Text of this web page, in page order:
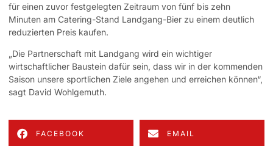
für einen zuvor festgelegten Zeitraum von fünf bis zehn
Minuten am Catering-Stand Landgang-Bier zu einem deutlich
reduzierten Preis kaufen.
„Die Partnerschaft mit Landgang wird ein wichtiger
wirtschaftlicher Baustein dafür sein, dass wir in der kommenden
Saison unsere sportlichen Ziele angehen und erreichen können“,
sagt David Wohlgemuth.
FACEBOOK EMAIL